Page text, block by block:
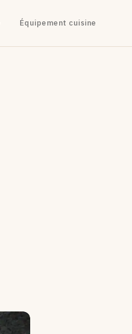
Équipement cuisine